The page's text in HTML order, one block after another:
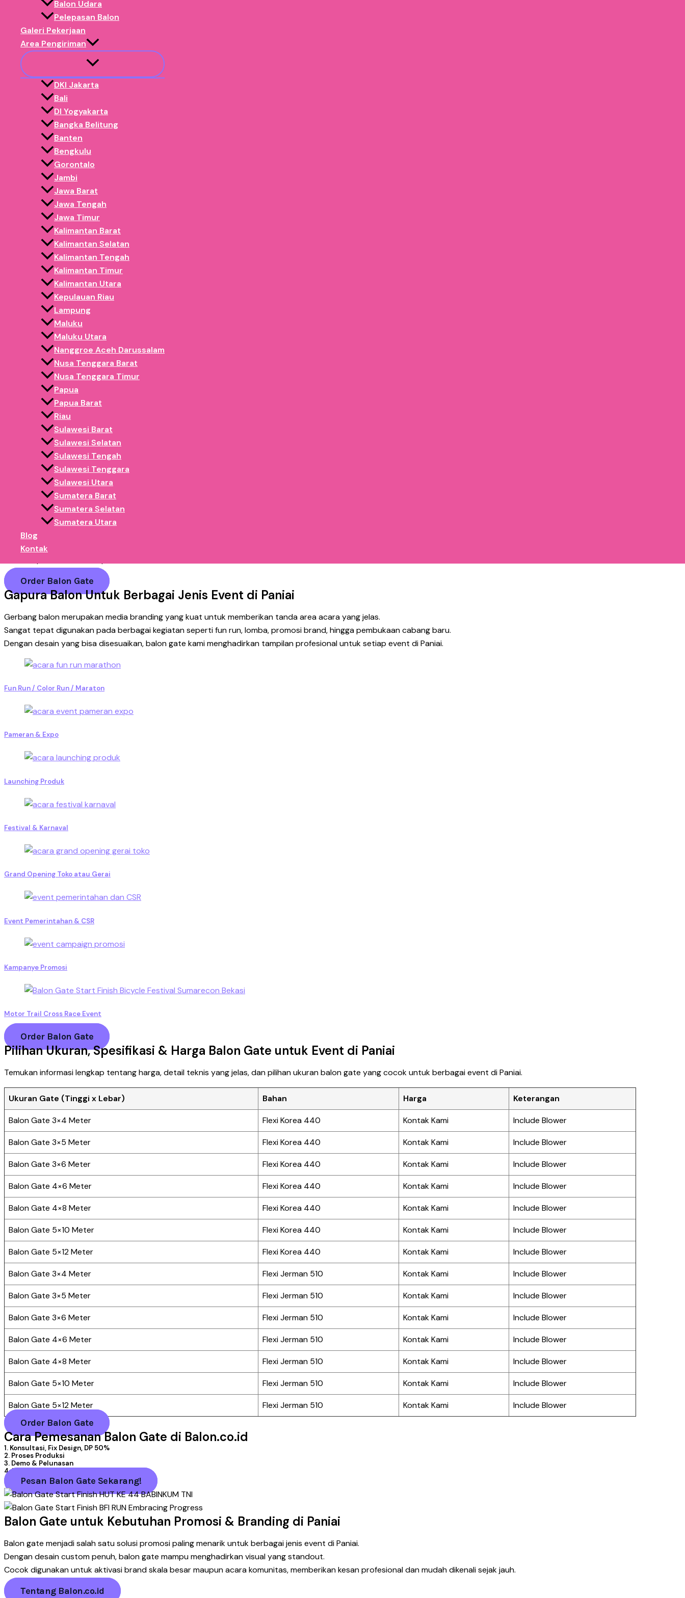
Balon Udara
Pelepasan Balon
Galeri Pekerjaan
Area Pengiriman
DKI Jakarta
Bali
DI Yogyakarta
Bangka Belitung
Banten
Bengkulu
Gorontalo
Jambi
Jawa Barat
Jawa Tengah
Jawa Timur
Kalimantan Barat
Kalimantan Selatan
Kalimantan Tengah
Kalimantan Timur
Kalimantan Utara
Kepulauan Riau
Lampung
Maluku
Maluku Utara
Nanggroe Aceh Darussalam
Nusa Tenggara Barat
Nusa Tenggara Timur
Papua
Papua Barat
Riau
Sulawesi Barat
Sulawesi Selatan
Sulawesi Tengah
Sulawesi Tenggara
Sulawesi Utara
Sumatera Barat
Sumatera Selatan
Sumatera Utara
Blog
Kontak
✅ Dipercaya banyak brand nasional, EO & lembaga.
Order Balon Gate
APA ITU BALON GATE?
Balon gateadalah gerbang balon berukuran besar yang digunakan sebagai
Event olahraga (lari, sepeda, fun run)
Launching produk
Grand opening toko / showroom
Festival, pameran, dan acara instansi
Balon gate biasanya diletakkan di:
start – finish
Gerbang masuk acara
Area utama branding sponsor
Fungsinya bukan hanya sebagai dekorasi, tetapi sebagai:
✅ Media branding yang langsung terlihat
✅ Penanda lokasi utama event
Order Balon Gate
Gapura Balon Untuk Berbagai Jenis Event di Paniai
Gerbang balon merupakan media branding yang kuat untuk memberikan tanda area acara yang jelas.
Sangat tepat digunakan pada berbagai kegiatan seperti fun run, lomba, promosi brand, hingga pembukaan cabang baru.
Dengan desain yang bisa disesuaikan, balon gate kami menghadirkan tampilan profesional untuk setiap event di Paniai.
Fun Run / Color Run / Maraton
Pameran & Expo
Launching Produk
Festival & Karnaval
Grand Opening Toko atau Gerai
Event Pemerintahan & CSR
Kampanye Promosi
Motor Trail Cross Race Event
Order Balon Gate
Pilihan Ukuran, Spesifikasi & Harga Balon Gate untuk Event di Paniai
Temukan informasi lengkap tentang harga, detail teknis yang jelas, dan pilihan ukuran balon gate yang cocok untuk berbagai event di Paniai.
Ukuran Gate (Tinggi x Lebar) Bahan Harga Keterangan
Balon Gate 3×4 Meter Flexi Korea 440 Kontak Kami Include Blower
Balon Gate 3×5 Meter Flexi Korea 440 Kontak Kami Include Blower
Balon Gate 3×6 Meter Flexi Korea 440 Kontak Kami Include Blower
Balon Gate 4×6 Meter Flexi Korea 440 Kontak Kami Include Blower
Balon Gate 4×8 Meter Flexi Korea 440 Kontak Kami Include Blower
Balon Gate 5×10 Meter Flexi Korea 440 Kontak Kami Include Blower
Balon Gate 5×12 Meter Flexi Korea 440 Kontak Kami Include Blower
Balon Gate 3×4 Meter Flexi Jerman 510 Kontak Kami Include Blower
Balon Gate 3×5 Meter Flexi Jerman 510 Kontak Kami Include Blower
Balon Gate 3×6 Meter Flexi Jerman 510 Kontak Kami Include Blower
Balon Gate 4×6 Meter Flexi Jerman 510 Kontak Kami Include Blower
Balon Gate 4×8 Meter Flexi Jerman 510 Kontak Kami Include Blower
Balon Gate 5×10 Meter Flexi Jerman 510 Kontak Kami Include Blower
Balon Gate 5×12 Meter Flexi Jerman 510 Kontak Kami Include Blower
Order Balon Gate
Cara Pemesanan Balon Gate di Balon.co.id
1. Konsultasi, Fix Design, DP 50%
2. Proses Produksi
3. Demo & Pelunasan
4. Pengiriman
Pesan Balon Gate Sekarang!
Balon Gate untuk Kebutuhan Promosi & Branding di Paniai
Balon gate menjadi salah satu solusi promosi paling menarik untuk berbagai jenis event di Paniai.
Dengan desain custom penuh, balon gate mampu menghadirkan visual yang standout.
Cocok digunakan untuk aktivasi brand skala besar maupun acara komunitas, memberikan kesan profesional dan mudah dikenali sejak jauh.
Tentang Balon.co.id